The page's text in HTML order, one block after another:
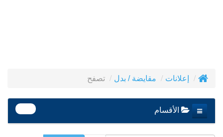
إعلانات مقايضة / بدل تصفح
الأقسام